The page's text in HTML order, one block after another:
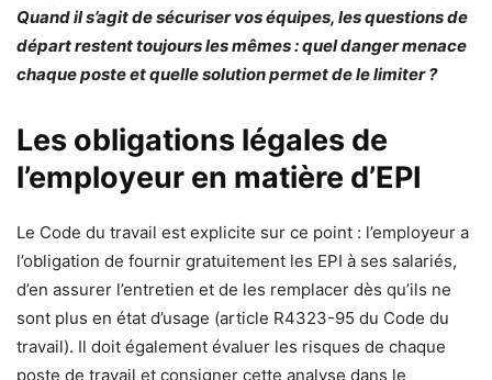
Quand il s’agit de sécuriser vos équipes, les questions de
départ restent toujours les mêmes : quel danger menace
chaque poste et quelle solution permet de le limiter ?
Les obligations légales de
l’employeur en matière d’EPI
Le Code du travail est explicite sur ce point : l’employeur a
l’obligation de fournir gratuitement les EPI à ses salariés,
d’en assurer l’entretien et de les remplacer dès qu’ils ne
sont plus en état d’usage (article R4323-95 du Code du
travail). Il doit également évaluer les risques de chaque
poste de travail et consigner cette analyse dans le